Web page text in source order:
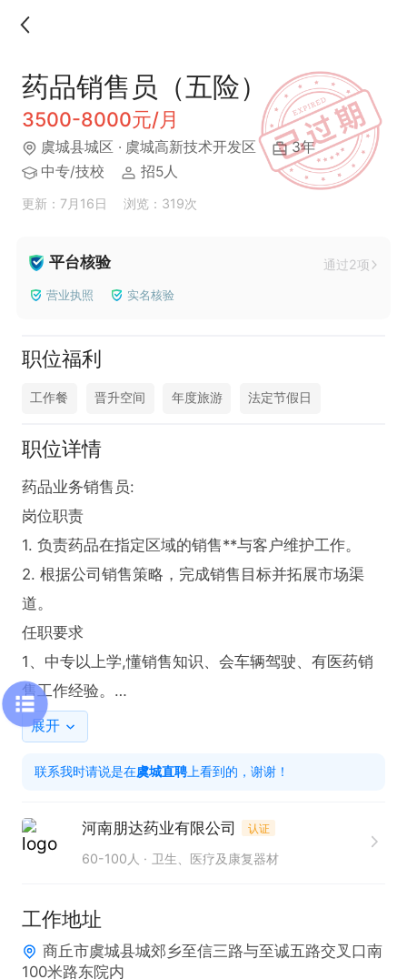
药品销售员（五险）
3500-8000元/月
虞城县城区 · 虞城高新技术开发区
3年
中专/技校
招5人
更新：7月16日 浏览：319次
平台核验 通过2项
营业执照 实名核验
职位福利
工作餐 晋升空间 年度旅游 法定节假日
职位详情
药品业务销售员:
岗位职责
1. 负责药品在指定区域的销售**与客户维护工作。
2. 根据公司销售策略，完成销售目标并拓展市场渠
道。
任职要求
1、中专以上学,懂销售知识、会车辆驾驶、有医药销
售工作经验。
2、有上进心,事业心,沟通能力强、亲和力优,能吃苦耐
福利:交纳五险、节日福利、免费培训、团建等。
展开
联系我时请说是在虞城直聘 上看到的，谢谢！
河南朋达药业有限公司 认证
60-100人 卫生、医疗及康复器材
工作地址
商丘市虞城县城郊乡至信三路与至诚五路交叉口南
100米路东院内